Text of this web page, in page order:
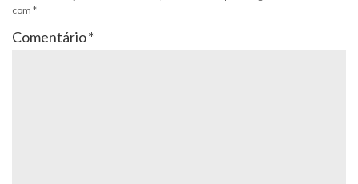
com *
Comentário*